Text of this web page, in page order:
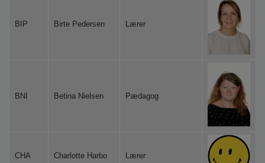
BIP Birte Pedersen Lærer
BNI Betina Nielsen Pædagog
CHA Charlotte Harbo Lærer